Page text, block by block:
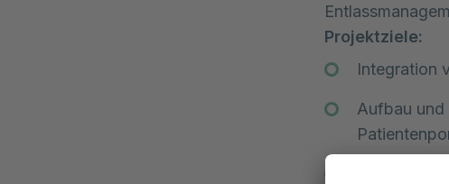
Projektziele:
Integration
Aufbau und
Digitaler